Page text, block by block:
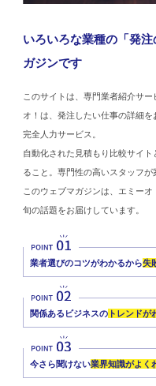
いろいろな業種の「発
ガジンです
このサイトは、専門業者紹介サ
オ！は、発注したい仕事の詳細
完全人力サービス。
自動化された見積もり比較サイ
ること。専門性の高いスタッフが
このウェブマガジンは、エミー
旬の話題をお届けしています。
業者選びのコツがわかるから失
関係あるビジネスの トレンドが
今さら聞けない業界知識がよく